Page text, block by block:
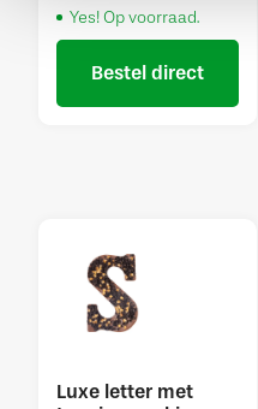
Yes! Op voorraad.
Bestel direct
Luxe letter met